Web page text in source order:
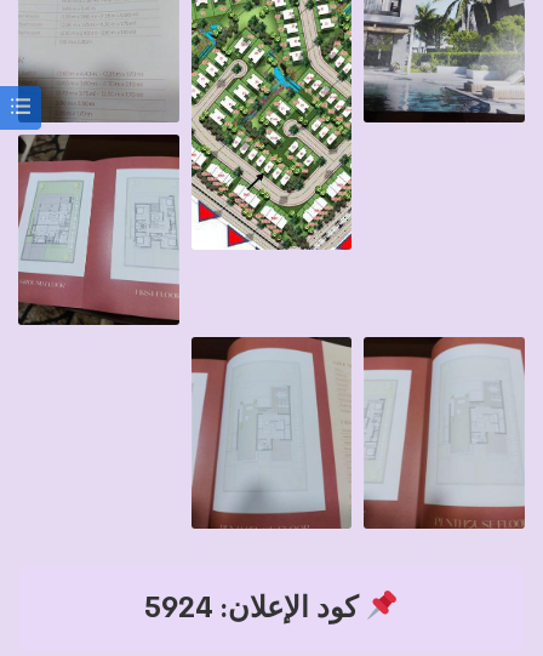
كود الإعلان: 5924